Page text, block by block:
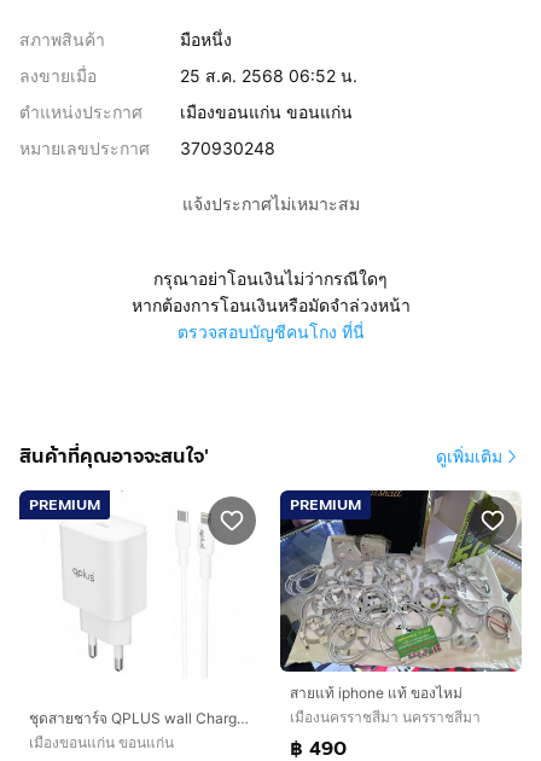
สภาพสินค้า
มือหนึ่ง
ลงขายเมื่อ
25 ส.ค. 2568 06:52 น.
ตำแหน่งประกาศ
เมืองขอนแก่น ขอนแก่น
หมายเลขประกาศ
370930248
แจ้งประกาศไม่เหมาะสม
กรุณาอย่าโอนเงินไม่ว่ากรณีใดๆ
หากต้องการโอนเงินหรือมัดจำล่วงหน้า
ตรวจสอบบัญชีคนโกง ที่นี่
สินค้าที่คุณอาจจะสนใจ' ดูเพิ่มเติม
PREMIUM
ชุดสายชาร์จ QPLUS wall Charger usb c 20w พร้อมสายชาร์จ usb c to lighting 1 m
เมืองขอนแก่น ขอนแก่น
PREMIUM
สายแท้ iphone แท้ ของไหม่
เมืองนครราชสีมา นครราชสีมา
฿ 490